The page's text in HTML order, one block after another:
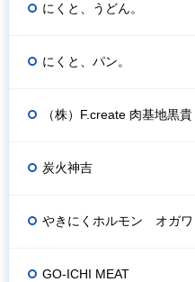
にくと、うどん。
にくと、パン。
（株）F.create 肉基地黒貴
炭火神吉
やきにくホルモン オガワ
GO-ICHI MEAT